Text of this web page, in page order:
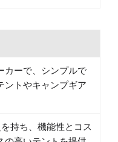
カーで、シンプルで
ントやキャンプギア
持ち、機能性とコス